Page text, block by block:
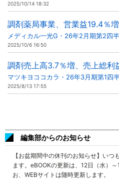
2025/10/14 18:32
調剤薬局事業、営業益19.4％
メディカル一光G・26年2月期第2四
2025/10/6 16:50
調剤売上高3.7％増、売上総利
マツキヨココカラ・26年3月期第1四
2025/8/13 17:55
編集部からのお知らせ
【お盆期間中の休刊のお知らせ】い
ます。eBOOKの更新は、12日（水）
お、WEBサイトは随時更新します。